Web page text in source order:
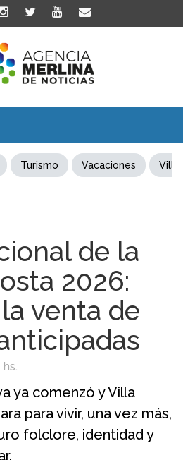
Turismo Vacaciones Villa
de la
2026:
venta de
ya comenzó y Villa
para vivir, una vez más,
folclore, identidad y